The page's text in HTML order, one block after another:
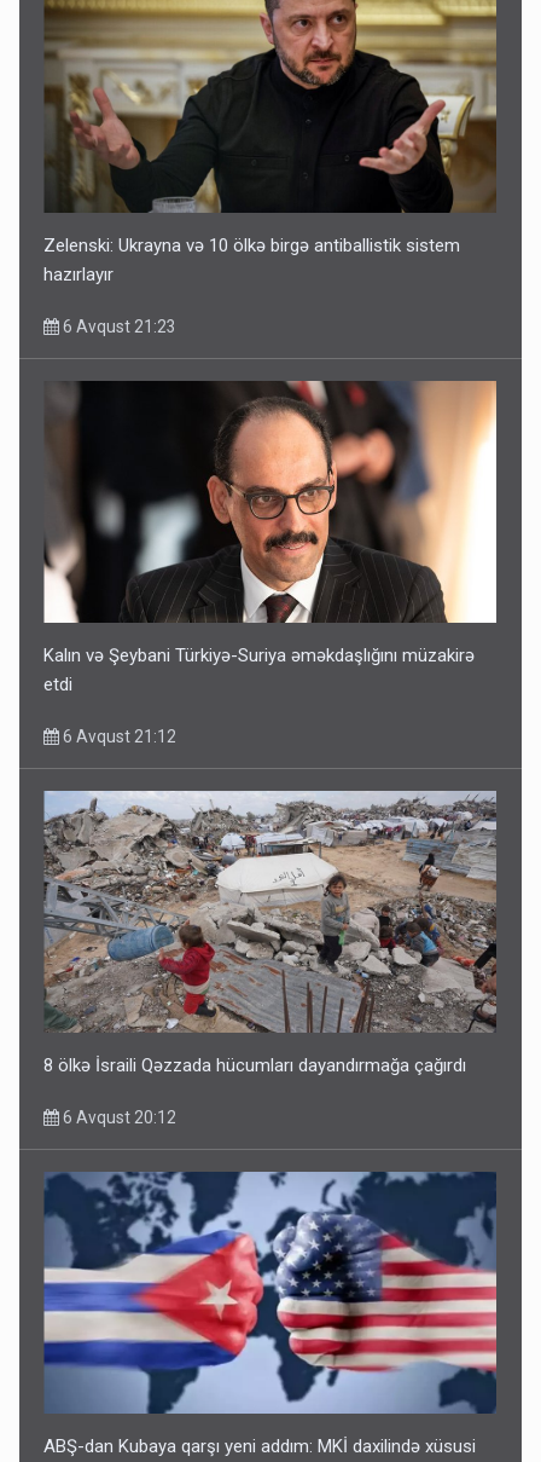
Zelenski: Ukrayna və 10 ölkə birgə antiballistik sistem
hazırlayır
6 Avqust 21:23
Kalın və Şeybani Türkiyə-Suriya əməkdaşlığını müzakirə
etdi
6 Avqust 21:12
8 ölkə İsraili Qəzzada hücumları dayandırmağa çağırdı
6 Avqust 20:12
ABŞ-dan Kubaya qarşı yeni addım: MKİ daxilində xüsusi